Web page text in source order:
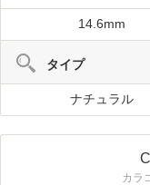
14.6mm
タイプ
ナチュラル
カラ